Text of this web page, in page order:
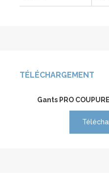
TÉLÉCHARGEMENT
Gants PRO COUPURE